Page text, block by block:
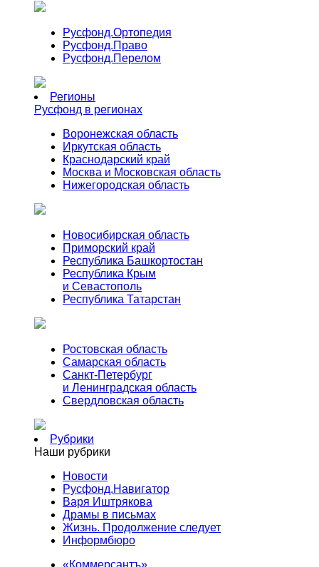
Русфонд.Ортопедия
Русфонд.Право
Русфонд.Перелом
Регионы
Русфонд в регионах
Воронежская область
Иркутская область
Краснодарский край
Москва и Московская область
Нижегородская область
Новосибирская область
Приморский край
Республика Башкортостан
Республика Крым
и Севастополь
Республика Татарстан
Ростовская область
Самарская область
Санкт-Петербург
и Ленинградская область
Свердловская область
Рубрики
Наши рубрики
Новости
Русфонд.Навигатор
Варя Иштрякова
Драмы в письмах
Жизнь. Продолжение следует
Информбюро
«Коммерсантъ»